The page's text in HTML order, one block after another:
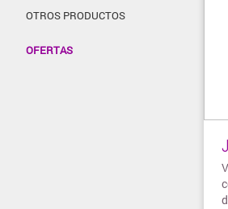
OTROS PRODUCTOS
OFERTAS